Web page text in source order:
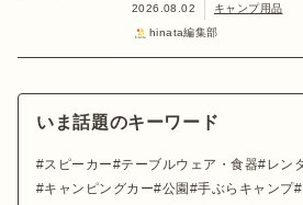
2026.08.02
キャンプ用品
hinata編集部
いま話題のキーワード
スピーカー テーブルウェア・食器 レン
キャンピングカー 公園 手ぶらキャンプ